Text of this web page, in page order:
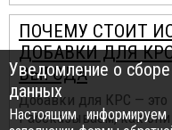
ПОЧЕМУ СТОИТ
ДОБАВКИ ДЛЯ
ВЫГОДА
Добавки для КРС — это
Рассказываем, как
Уведомление о
данных
Настоящим